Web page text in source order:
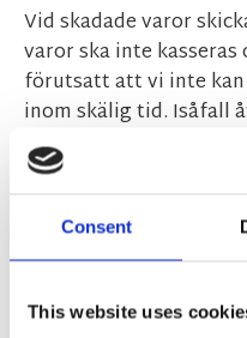
Consent
This website uses
Vid skadade varor
varor ska inte
förutsatt att vi inte
inom skälig tid. Isåfall
orderbelopp via Klarna.
Vid felaktigt levererade
returfraktsedel om
skickar rätt vara
hela orderbelopp via